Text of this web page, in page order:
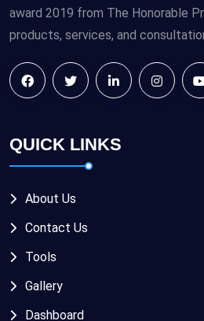
award 2019 from The Honorable
products, services, and
QUICK LINKS
About Us
Contact Us
Tools
Gallery
Dashboard